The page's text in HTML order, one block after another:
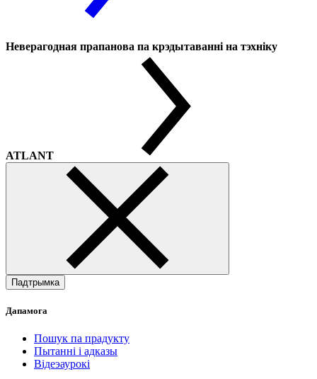
Неверагодная прапанова па крэдытаванні на тэхніку
ATLANT
Падтрымка
Дапамога
Пошук па прадукту
Пытанні і адказы
Відеэаурокі